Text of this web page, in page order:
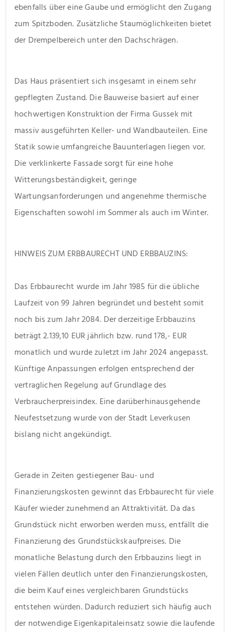
ebenfalls über eine Gaube und ermöglicht den Zugang
zum Spitzboden. Zusätzliche Staumöglichkeiten bietet
der Drempelbereich unter den Dachschrägen.
Das Haus präsentiert sich insgesamt in einem sehr
gepflegten Zustand. Die Bauweise basiert auf einer
hochwertigen Konstruktion der Firma Gussek mit
massiv ausgeführten Keller- und Wandbauteilen. Eine
Statik sowie umfangreiche Bauunterlagen liegen vor.
Die verklinkerte Fassade sorgt für eine hohe
Witterungsbeständigkeit, geringe
Wartungsanforderungen und angenehme thermische
Eigenschaften sowohl im Sommer als auch im Winter.
HINWEIS ZUM ERBBAURECHT UND ERBBAUZINS:
Das Erbbaurecht wurde im Jahr 1985 für die übliche
Laufzeit von 99 Jahren begründet und besteht somit
noch bis zum Jahr 2084. Der derzeitige Erbbauzins
beträgt 2.139,10 EUR jährlich bzw. rund 178,- EUR
monatlich und wurde zuletzt im Jahr 2024 angepasst.
Künftige Anpassungen erfolgen entsprechend der
vertraglichen Regelung auf Grundlage des
Verbraucherpreisindex. Eine darüberhinausgehende
Neufestsetzung wurde von der Stadt Leverkusen
bislang nicht angekündigt.
Gerade in Zeiten gestiegener Bau- und
Finanzierungskosten gewinnt das Erbbaurecht für viele
Käufer wieder zunehmend an Attraktivität. Da das
Grundstück nicht erworben werden muss, entfällt die
Finanzierung des Grundstückskaufpreises. Die
monatliche Belastung durch den Erbbauzins liegt in
vielen Fällen deutlich unter den Finanzierungskosten,
die beim Kauf eines vergleichbaren Grundstücks
entstehen würden. Dadurch reduziert sich häufig auch
der notwendige Eigenkapitaleinsatz sowie die laufende